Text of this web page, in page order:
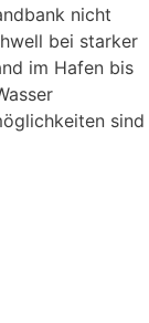
nicht
bei starker
im Hafen bis
sind